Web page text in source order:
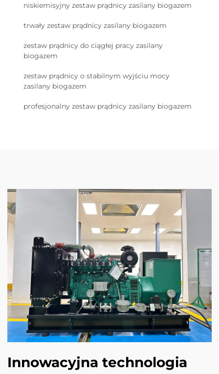
niskiemisyjny zestaw prądnicy zasilany biogazem
trwały zestaw prądnicy zasilany biogazem
zestaw prądnicy do ciągłej pracy zasilany
biogazem
zestaw prądnicy o stabilnym wyjściu mocy
zasilany biogazem
profesjonalny zestaw prądnicy zasilany biogazem
Innowacyjna technologia